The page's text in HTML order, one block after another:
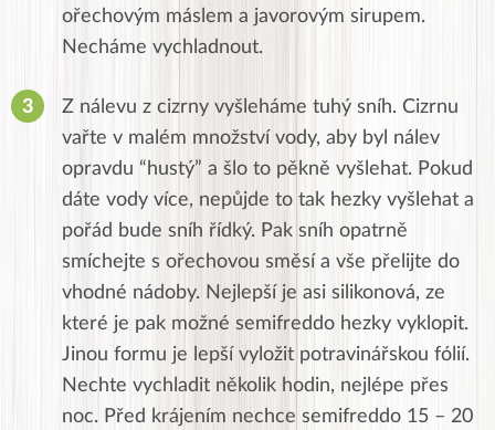
ořechovým máslem a javorovým sirupem.
Necháme vychladnout.
Z nálevu z cizrny vyšleháme tuhý sníh. Cizrnu
vařte v malém množství vody, aby byl nálev
opravdu “hustý” a šlo to pěkně vyšlehat. Pokud
dáte vody více, nepůjde to tak hezky vyšlehat a
pořád bude sníh řídký. Pak sníh opatrně
smíchejte s ořechovou směsí a vše přelijte do
vhodné nádoby. Nejlepší je asi silikonová, ze
které je pak možné semifreddo hezky vyklopit.
Jinou formu je lepší vyložit potravinářskou fólií.
Nechte vychladit několik hodin, nejlépe přes
noc. Před krájením nechce semifreddo 15 – 20